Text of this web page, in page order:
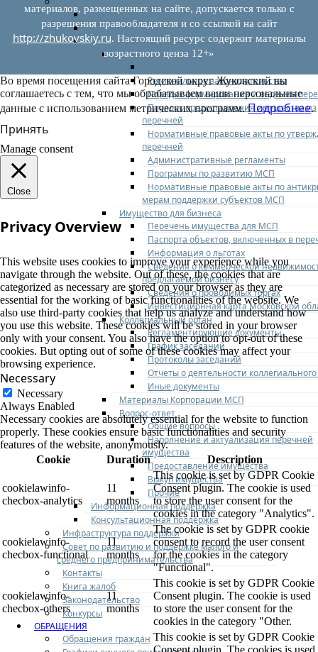
Поддержка МСП
Финансовая поддержка
Имущественная поддержка
Нормативно-правовые акты
Региональное законодательство
Порядок формирования и ведения
Порядок предоставления имущества из
перечней
Нормативные правовые акты по
перечней
Административные регламенты
Программы по развитию МСП
Нормативные правовые акты по
мерам поддержки субъектов МСП
Имущество для бизнеса
Перечень имущества для МСП
Паспорта объектов, включенных в
Информация о льготах
Сведения о коммерческой
предлагаемой бизнесу
Сведения о проводимых торгах
Инвестиционная карта Московской
Коллегиальный орган
Регламентирующие документы
График заседаний
Протоколы заседаний
Отчеты о деятельности
Иные документы
Материалы Корпорации МСП
Вопрос-ответ
Общие вопросы
Наполнение и актуализация перечней
имущества
Предоставление имущества
Выкуп имущества
Прочие
Информационная поддержка
Консультационная поддержка
Инфраструктура поддержки
Совет по развитию и поддержке малого и
среднего предпринимательства
Контакты
Книга жалоб
Законодательство
Конкурсы
ОБРАЩЕНИЯ
Обращения граждан
материалов, размещенных на сайте, допускается только с
разрешения правообладателя и со ссылкой на сайт
http://zhukovskiy.ru. Настоящий ресурс содержит материалы
возрастного ценза 12+»
Во время посещения сайта Городской округ Жуковский вы
соглашаетесь с тем, что мы обрабатываем ваши персональные
данные с использованием метрических программ.Подробнее.
Принять
Manage consent
Close
Privacy Overview
This website uses cookies to improve your experience while you
navigate through the website. Out of these, the cookies that are
categorized as necessary are stored on your browser as they are
essential for the working of basic functionalities of the website. We
also use third-party cookies that help us analyze and understand how
you use this website. These cookies will be stored in your browser
only with your consent. You also have the option to opt-out of these
cookies. But opting out of some of these cookies may affect your
browsing experience.
Necessary
Necessary
Always Enabled
Necessary cookies are absolutely essential for the website to function
properly. These cookies ensure basic functionalities and security
features of the website, anonymously.
Cookie
Duration Description
cookielawinfo-
checbox-analytics
11
months
This cookie is set by GDPR Cookie
Consent plugin. The cookie is used
to store the user consent for the
cookies in the category "Analytics".
cookielawinfo-
checbox-functional
11
months
The cookie is set by GDPR cookie
consent to record the user consent
for the cookies in the category
"Functional".
cookielawinfo-
checbox-others
11
months
This cookie is set by GDPR Cookie
Consent plugin. The cookie is used
to store the user consent for the
cookies in the category "Other.
This cookie is set by GDPR Cookie
Consent plugin. The cookies is used